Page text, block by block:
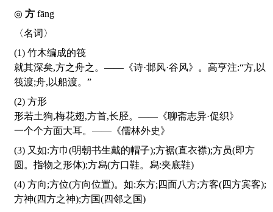
方 fāng
〈名词〉
(1) 竹木编成的筏
就其深矣,方之舟之。——《诗·邶风·谷风》。高亨注:“方,以
筏渡;舟,以船渡。”
(2) 方形
形若土狗,梅花翅,方首,长胫。——《聊斋志异·促织》
一个个方面大耳。——《儒林外史》
(3) 又如:方巾(明朝书生戴的帽子);方裾(直衣襟);方员(即方
圆。指物之形体);方舄(方口鞋。舄:夹底鞋)
(4) 方向;方位(方向位置)。如:东方;四面八方;方客(四方宾客);
方神(四方之神);方国(四邻之国)